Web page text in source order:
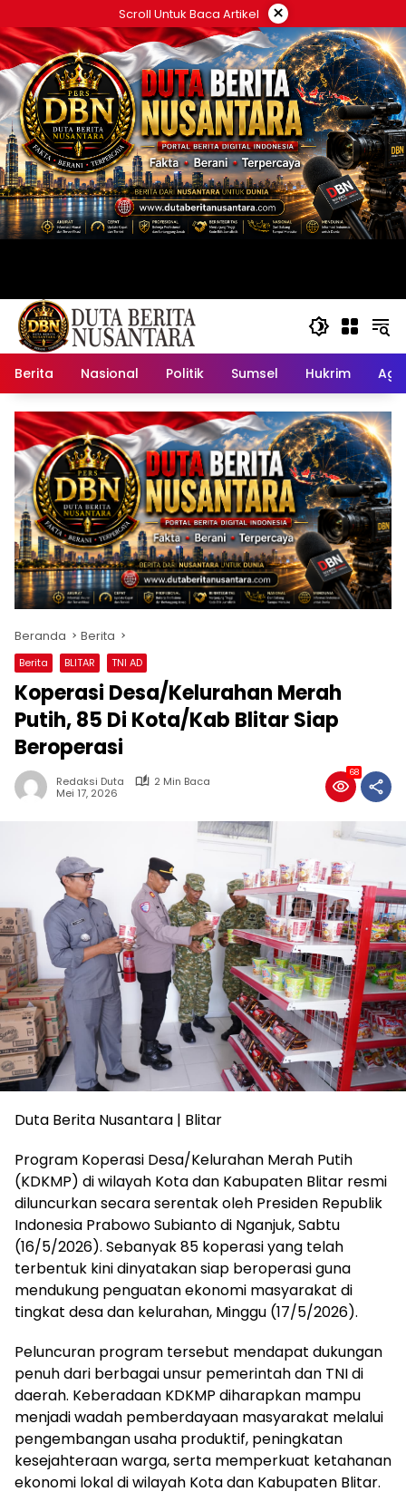
ke
konten
Scroll Untuk Baca Artikel ×
Berita Nasional Politik Sumsel Hukrim
Beranda Berita
Berita BLITAR TNI AD
Koperasi Desa/Kelurahan Merah
Putih, 85 Di Kota/Kab Blitar Siap
Beroperasi
Redaksi Duta
2 Min Baca
Mei 17, 2026
68
Duta Berita Nusantara | Blitar
Program Koperasi Desa/Kelurahan Merah Putih
(KDKMP) di wilayah Kota dan Kabupaten Blitar resmi
diluncurkan secara serentak oleh Presiden Republik
Indonesia Prabowo Subianto di Nganjuk, Sabtu
(16/5/2026). Sebanyak 85 koperasi yang telah
terbentuk kini dinyatakan siap beroperasi guna
mendukung penguatan ekonomi masyarakat di
tingkat desa dan kelurahan, Minggu (17/5/2026).
Peluncuran program tersebut mendapat dukungan
penuh dari berbagai unsur pemerintah dan TNI di
daerah. Keberadaan KDKMP diharapkan mampu
menjadi wadah pemberdayaan masyarakat melalui
pengembangan usaha produktif, peningkatan
kesejahteraan warga, serta memperkuat ketahanan
ekonomi lokal di wilayah Kota dan Kabupaten Blitar.